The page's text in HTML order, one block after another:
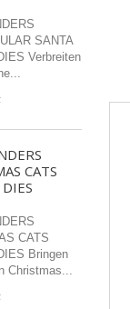
SANTA
Verbreiten
CATS
CATS
Bringen
Christmas...